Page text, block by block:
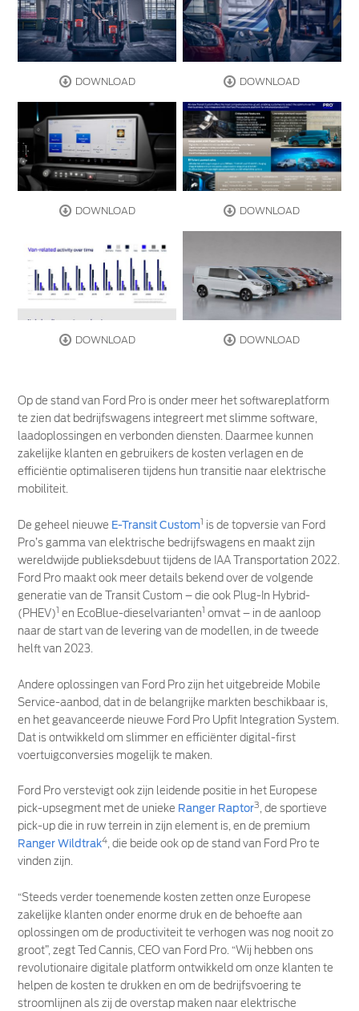
DOWNLOAD DOWNLOAD
DOWNLOAD DOWNLOAD
DOWNLOAD DOWNLOAD
Op de stand van Ford Pro is onder meer het softwareplatform
te zien dat bedrijfswagens integreert met slimme software,
laadoplossingen en verbonden diensten. Daarmee kunnen
zakelijke klanten en gebruikers de kosten verlagen en de
efficiëntie optimaliseren tijdens hun transitie naar elektrische
mobiliteit.
De geheel nieuwe E-Transit Custom1 is de topversie van Ford
Pro’s gamma van elektrische bedrijfswagens en maakt zijn
wereldwijde publieksdebuut tijdens de IAA Transportation 2022.
Ford Pro maakt ook meer details bekend over de volgende
generatie van de Transit Custom – die ook Plug-In Hybrid-
(PHEV)1 en EcoBlue-dieselvarianten1 omvat – in de aanloop
naar de start van de levering van de modellen, in de tweede
helft van 2023.
Andere oplossingen van Ford Pro zijn het uitgebreide Mobile
Service-aanbod, dat in de belangrijke markten beschikbaar is,
en het geavanceerde nieuwe Ford Pro Upfit Integration System.
Dat is ontwikkeld om slimmer en efficiënter digital-first
voertuigconversies mogelijk te maken.
Ford Pro verstevigt ook zijn leidende positie in het Europese
pick-upsegment met de unieke Ranger Raptor3, de sportieve
pick-up die in ruw terrein in zijn element is, en de premium
Ranger Wildtrak4, die beide ook op de stand van Ford Pro te
vinden zijn.
“Steeds verder toenemende kosten zetten onze Europese
zakelijke klanten onder enorme druk en de behoefte aan
oplossingen om de productiviteit te verhogen was nog nooit zo
groot”, zegt Ted Cannis, CEO van Ford Pro. “Wij hebben ons
revolutionaire digitale platform ontwikkeld om onze klanten te
helpen de kosten te drukken en om de bedrijfsvoering te
stroomlijnen als zij de overstap maken naar elektrische